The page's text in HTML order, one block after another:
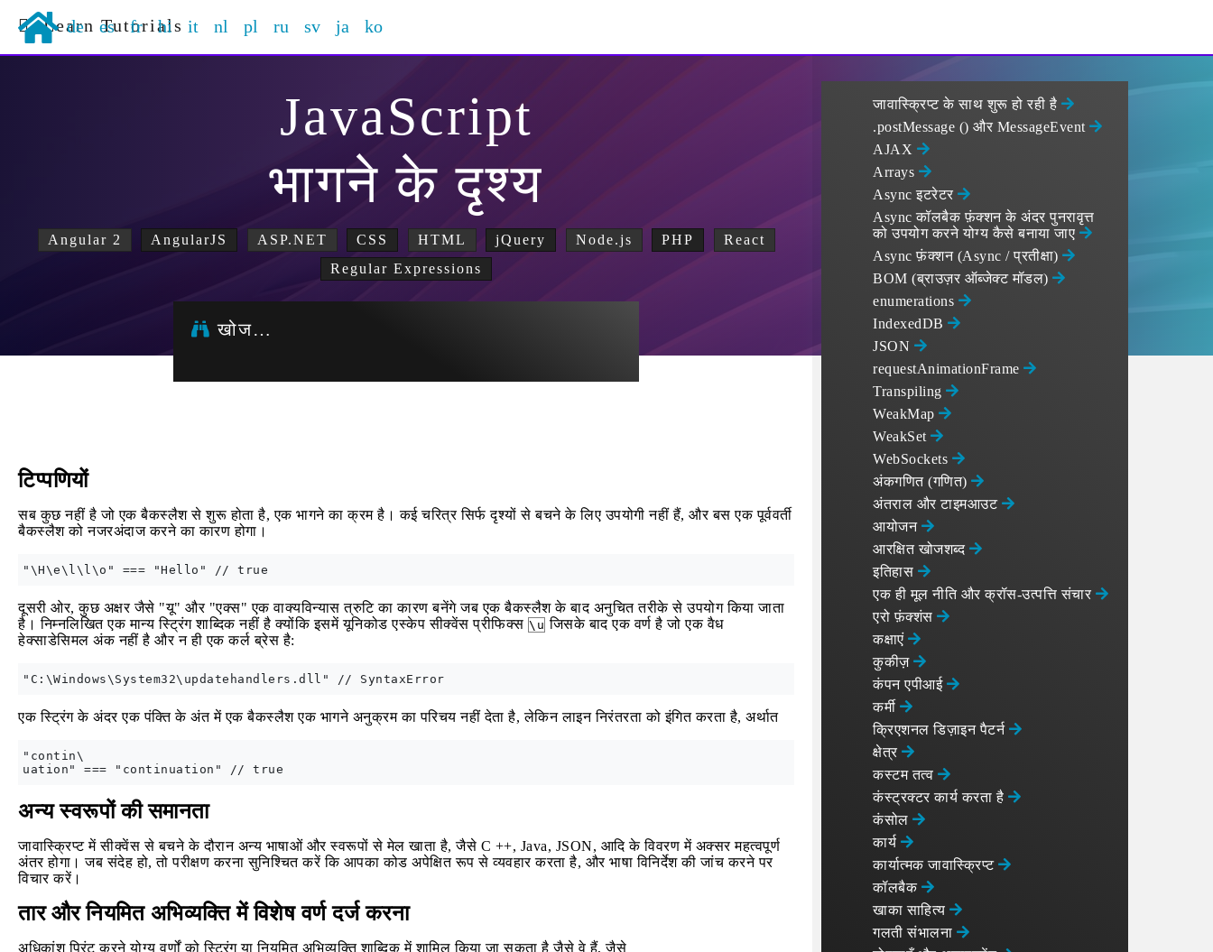
Learn Tutorials
de es fr hi it nl pl ru sv ja ko
JavaScript
भागने के दृश्य
Angular 2 AngularJS ASP.NET CSS HTML jQuery Node.js PHP
React
Regular Expressions
खोज…
टिप्पणियों
सब कुछ नहीं है जो एक बैकस्लैश से शुरू होता है, एक भागने का क्रम है। कई चरित्र सिर्फ दृश्यों से बचने के लिए उपयोगी नहीं हैं, और बस एक पूर्ववर्ती
बैकस्लैश को नजरअंदाज करने का कारण होगा।
दूसरी ओर, कुछ अक्षर जैसे "यू" और "एक्स" एक वाक्यविन्यास त्रुटि का कारण बनेंगे जब एक बैकस्लैश के बाद अनुचित तरीके से उपयोग किया जाता
है। निम्नलिखित एक मान्य स्ट्रिंग शाब्दिक नहीं है क्योंकि इसमें यूनिकोड एस्केप सीक्वेंस प्रीफिक्स \u जिसके बाद एक वर्ण है जो एक वैध
हेक्साडेसिमल अंक नहीं है और न ही एक कर्ल ब्रेस है:
एक स्ट्रिंग के अंदर एक पंक्ति के अंत में एक बैकस्लैश एक भागने अनुक्रम का परिचय नहीं देता है, लेकिन लाइन निरंतरता को इंगित करता है, अर्थात
"contin\
अन्य स्वरूपों की समानता
जावास्क्रिप्ट में सीक्वेंस से बचने के दौरान अन्य भाषाओं और स्वरूपों से मेल खाता है, जैसे C ++, Java, JSON, आदि के विवरण में अक्सर महत्वपूर्ण
अंतर होगा। जब संदेह हो, तो परीक्षण करना सुनिश्चित करें कि आपका कोड अपेक्षित रूप से व्यवहार करता है, और भाषा विनिर्देश की जांच करने पर
विचार करें।
तार और नियमित अभिव्यक्ति में विशेष वर्ण दर्ज करना
अधिकांश प्रिंट करने योग्य वर्णों को स्ट्रिंग या नियमित अभिव्यक्ति शाब्दिक में शामिल किया जा सकता है जैसे वे हैं, जैसे
जावास्क्रिप्ट के साथ शुरू हो रही है
.postMessage () और MessageEvent
AJAX
Arrays
Async इटरेटर
Async कॉलबैक फ़ंक्शन के अंदर पुनरावृत्त
को उपयोग करने योग्य कैसे बनाया जाए
Async फ़ंक्शन (Async / प्रतीक्षा)
BOM (ब्राउज़र ऑब्जेक्ट मॉडल)
enumerations
IndexedDB
JSON
requestAnimationFrame
Transpiling
WeakMap
WeakSet
WebSockets
अंकगणित (गणित)
अंतराल और टाइमआउट
आयोजन
आरक्षित खोजशब्द
इतिहास
एक ही मूल नीति और क्रॉस-उत्पत्ति संचार
एरो फ़ंक्शंस
कक्षाएं
कुकीज़
कंपन एपीआई
कर्मी
क्रिएशनल डिज़ाइन पैटर्न
क्षेत्र
कस्टम तत्व
कंस्ट्रक्टर कार्य करता है
कंसोल
कार्य
कार्यात्मक जावास्क्रिप्ट
कॉलबैक
खाका साहित्य
गलती संभालना